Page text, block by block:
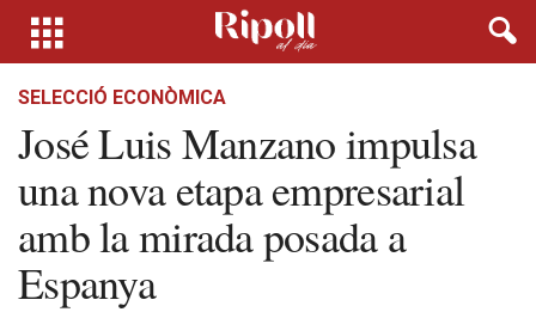
SELECCIÓ ECONÒMICA
José Luis Manzano impulsa
una nova etapa empresarial
amb la mirada posada a
Espanya